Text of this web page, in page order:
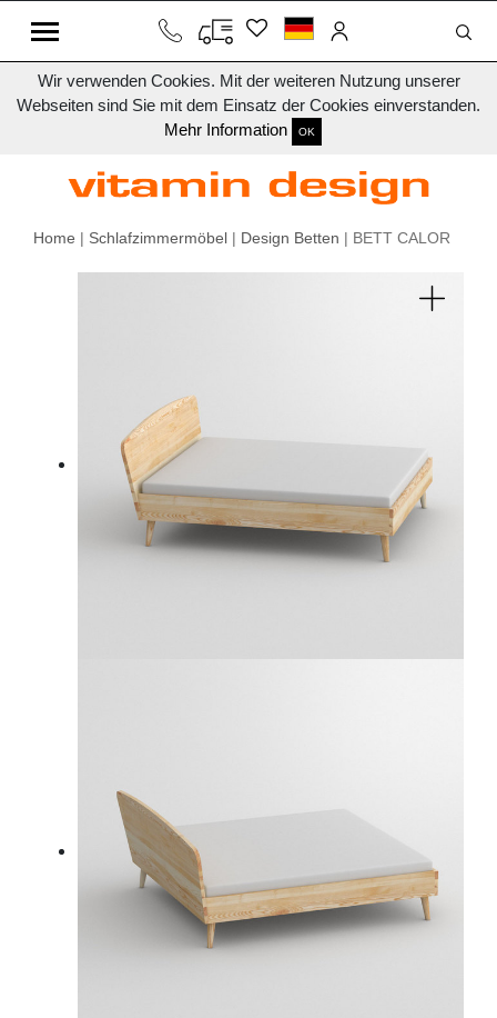
Wir verwenden Cookies. Mit der weiteren Nutzung unserer
Webseiten sind Sie mit dem Einsatz der Cookies einverstanden.
Mehr Information
OK
Home | Schlafzimmermöbel | Design Betten | BETT CALOR